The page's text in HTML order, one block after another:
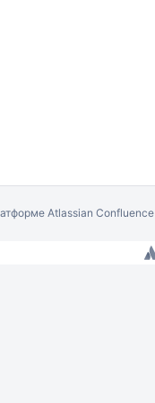
Atlassian Confluence